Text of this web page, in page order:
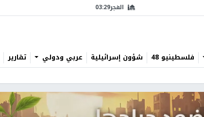
الفجر03:29
فلسطينيو 48 شؤون إسرائيلية عربي ودولي تقارير